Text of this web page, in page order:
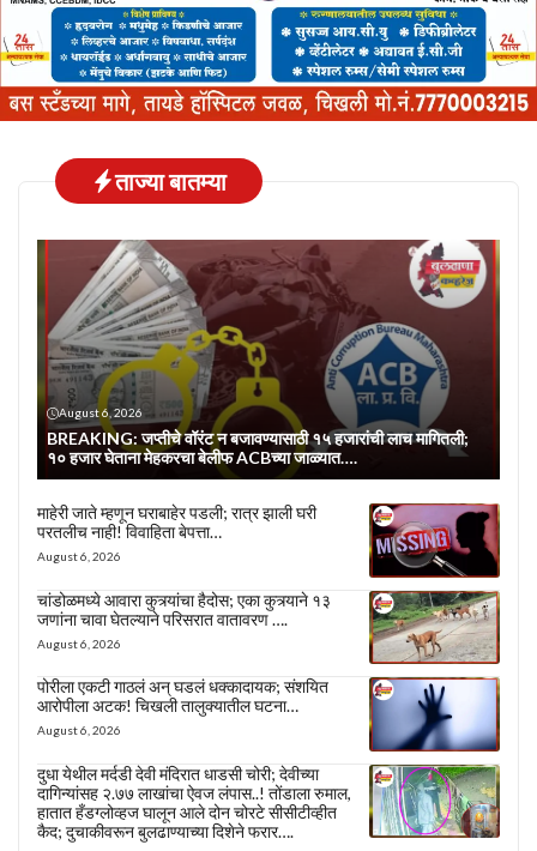
ताज्या बातम्या
August 6, 2026
BREAKING: जप्तीचे वॉरंट न बजावण्यासाठी १५ हजारांची लाच मागितली;
१० हजार घेताना मेहकरचा बेलीफ ACBच्या जाळ्यात….
माहेरी जाते म्हणून घराबाहेर पडली; रात्र झाली घरी
परतलीच नाही! विवाहिता बेपत्ता…
August 6, 2026
चांडोळमध्ये आवारा कुत्र्यांचा हैदोस; एका कुत्र्याने १३
जणांना चावा घेतल्याने परिसरात वातावरण ….
August 6, 2026
पोरीला एकटी गाठलं अन् घडलं धक्कादायक; संशयित
आरोपीला अटक! चिखली तालुक्यातील घटना…
August 6, 2026
दुधा येथील मर्दडी देवी मंदिरात धाडसी चोरी; देवीच्या
दागिन्यांसह २.७७ लाखांचा ऐवज लंपास..! तोंडाला रुमाल,
हातात हँडग्लोव्हज घालून आले दोन चोरटे सीसीटीव्हीत
कैद; दुचाकीवरून बुलढाण्याच्या दिशेने फरार….